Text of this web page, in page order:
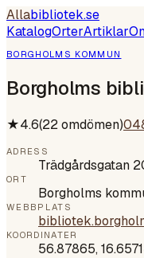
Allabibliotek.se
KatalogOrterArtiklar
BORGHOLMS KOMMUN
Borgholms
★4.6(22omdömen)
ADRESS
Trädgårdsgatan
ORT
Borgholms
WEBBPLATS
KOORDINATER
56.87865,